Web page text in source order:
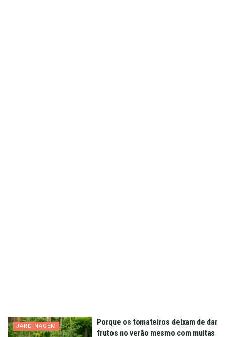
JARDINAGEM
Porque os tomateiros deixam de dar
frutos no verão mesmo com muitas